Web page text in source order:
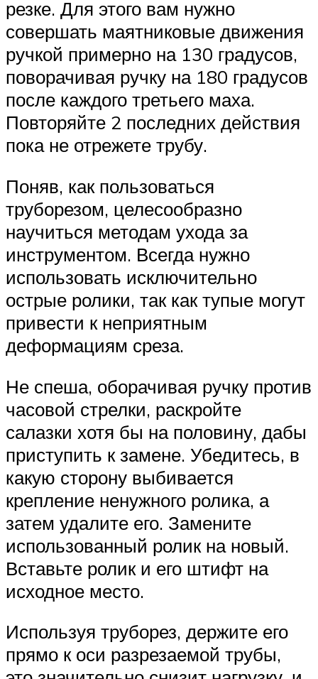
резке. Для этого вам нужно
совершать маятниковые движения
ручкой примерно на 130 градусов,
поворачивая ручку на 180 градусов
после каждого третьего маха.
Повторяйте 2 последних действия
пока не отрежете трубу.
Поняв, как пользоваться
труборезом, целесообразно
научиться методам ухода за
инструментом. Всегда нужно
использовать исключительно
острые ролики, так как тупые могут
привести к неприятным
деформациям среза.
Не спеша, оборачивая ручку против
часовой стрелки, раскройте
салазки хотя бы на половину, дабы
приступить к замене. Убедитесь, в
какую сторону выбивается
крепление ненужного ролика, а
затем удалите его. Замените
использованный ролик на новый.
Вставьте ролик и его штифт на
исходное место.
Используя труборез, держите его
прямо к оси разрезаемой трубы,